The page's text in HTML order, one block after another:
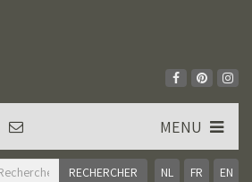
NL FR EN
MENU